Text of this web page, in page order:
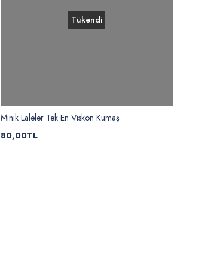
Tükendi
Minik Laleler Tek En Viskon Kumaş
80,00TL